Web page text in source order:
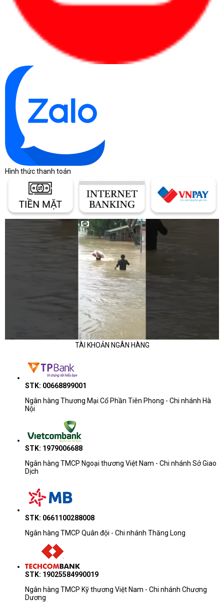
Hình thức thanh toán
TÀI KHOẢN NGÂN HÀNG
STK: 00668899001
Ngân hàng Thương Mại Cổ Phần Tiên Phong - Chi nhánh Hà
Nội
STK: 1979006688
Ngân hàng TMCP Ngoại thương Việt Nam - Chi nhánh Sở Giao
Dịch
STK: 0661100288008
Ngân hàng TMCP Quân đội - Chi nhánh Thăng Long
STK: 19025584990019
Ngân hàng TMCP Kỹ thương Việt Nam - Chi nhánh Chương
Dương